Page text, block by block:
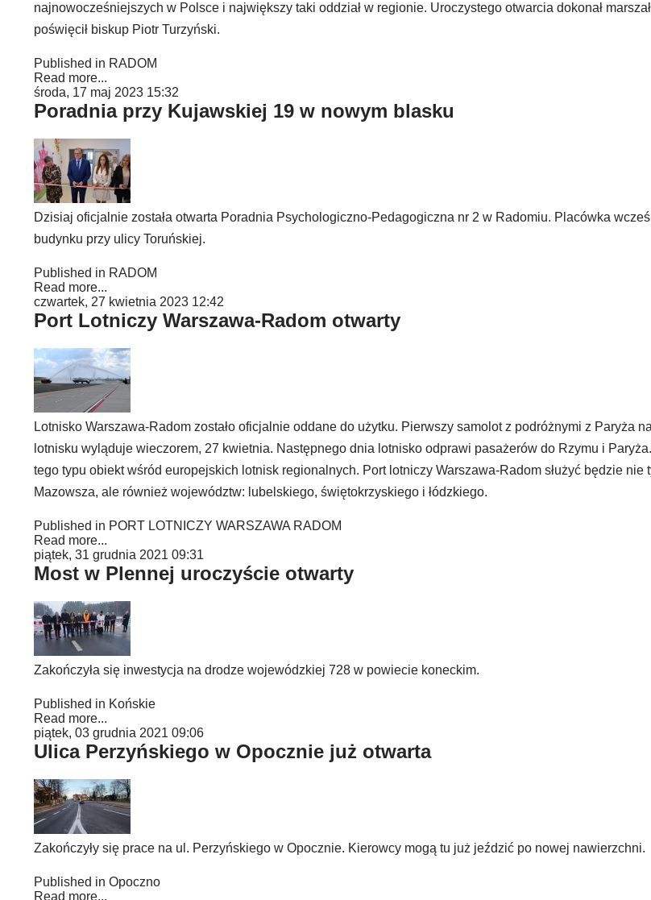
najnowocześniejszych w Polsce i największy taki oddział w regionie. Uroczystego otwarcia dokonał
poświęcił biskup Piotr Turzyński.
Published in RADOM
Read more...
środa, 17 maj 2023 15:32
Poradnia przy Kujawskiej 19 w nowym blasku
Dzisiaj oficjalnie została otwarta Poradnia Psychologiczno-Pedagogiczna nr 2 w Radomiu. Placówka
budynku przy ulicy Toruńskiej.
Published in RADOM
Read more...
czwartek, 27 kwietnia 2023 12:42
Port Lotniczy Warszawa-Radom otwarty
Lotnisko Warszawa-Radom zostało oficjalnie oddane do użytku. Pierwszy samolot z podróżnymi z Paryża
lotnisku wyląduje wieczorem, 27 kwietnia. Następnego dnia lotnisko odprawi pasażerów do Rzymu i
tego typu obiekt wśród europejskich lotnisk regionalnych. Port lotniczy Warszawa-Radom służyć będzie nie
Mazowsza, ale również województw: lubelskiego, świętokrzyskiego i łódzkiego.
Published in PORT LOTNICZY WARSZAWA RADOM
Read more...
piątek, 31 grudnia 2021 09:31
Most w Plennej uroczyście otwarty
Zakończyła się inwestycja na drodze wojewódzkiej 728 w powiecie koneckim.
Published in Końskie
Read more...
piątek, 03 grudnia 2021 09:06
Ulica Perzyńskiego w Opocznie już otwarta
Zakończyły się prace na ul. Perzyńskiego w Opocznie. Kierowcy mogą tu już jeździć po nowej nawierzchni.
Published in Opoczno
Read more...